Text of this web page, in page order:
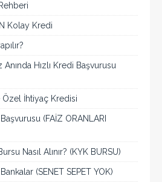
Kolay Kredi
Hızlı Kredi Başvurusu
İhtiyaç Kredisi
(FAİZ ORANLARI
Nasıl Alınır? (KYK BURSU)
(SENET SEPET YOK)